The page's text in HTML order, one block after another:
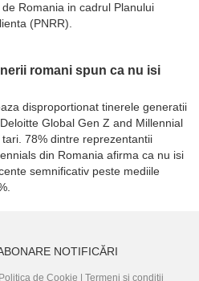
Romania in cadrul Planului
(PNRR).
romani spun ca nu isi
disproportionat tinerele generatii
Global Gen Z and Millennial
78% dintre reprezentantii
din Romania afirma ca nu isi
semnificativ peste mediile
NOTIFICĂRI
Politica de Cookie Termeni și condiții